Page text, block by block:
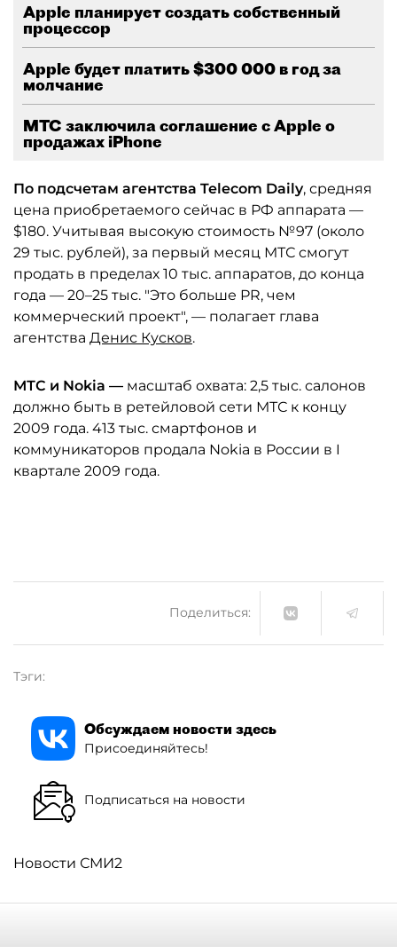
Apple планирует создать собственный
процессор
Apple будет платить $300 000 в год за
молчание
МТС заключила соглашение с Apple о
продажах iPhone
По подсчетам агентства Telecom Daily, средняя
цена приобретаемого сейчас в РФ аппарата —
$180. Учитывая высокую стоимость №97 (около
29 тыс. рублей), за первый месяц МТС смогут
продать в пределах 10 тыс. аппаратов, до конца
года — 20–25 тыс. "Это больше PR, чем
коммерческий проект", — полагает глава
агентства Денис Кусков.
МТС и Nokia — масштаб охвата: 2,5 тыс. салонов
должно быть в ретейловой сети МТС к концу
2009 года. 413 тыс. смартфонов и
коммуникаторов продала Nokia в России в I
квартале 2009 года.
Поделиться:
Тэги:
Обсуждаем новости здесь
Присоединяйтесь!
Подписаться на новости
Новости СМИ2